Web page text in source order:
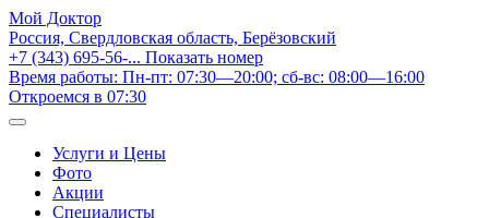
Мой Доктор
Россия, Свердловская область, Берёзовский
+7 (343) 695-56-... Показать номер
Время работы: Пн-пт: 07:30—20:00; сб-вс: 08:00—16:00
Откроемся в 07:30
Услуги и Цены
Фото
Акции
Специалисты